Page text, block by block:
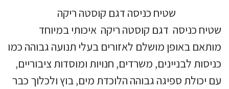
שטיח כניסה דגם קוסטה ריקה
שטיח כניסה דגם קוסטה ריקה איכותי במיוחד
מותאם באופן מושלם לאזורים בעלי תנועה גבוהה כמו
כניסות לבניינים, משרדים, חנויות ומוסדות ציבוריים,
עם יכולת ספיגה גבוהה הלוכדת מים, בוץ ולכלוך כבר